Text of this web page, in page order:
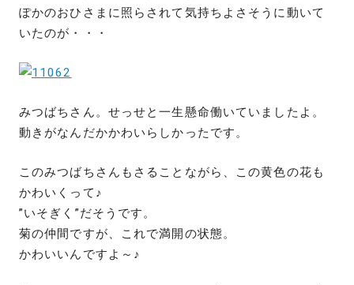
ぽかのおひさまに照らされて気持ちよさそうに動いて
いたのが・・・
みつばちさん。せっせと一生懸命働いていましたよ。
動きがなんだかかわいらしかったです。
このみつばちさんもさることながら、この黄色の花も
かわいくって♪
”いそぎく”だそうです。
菊の仲間ですが、これで満開の状態。
かわいいんですよ～♪